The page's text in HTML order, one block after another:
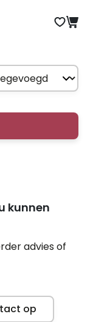
kunnen
advies of
op